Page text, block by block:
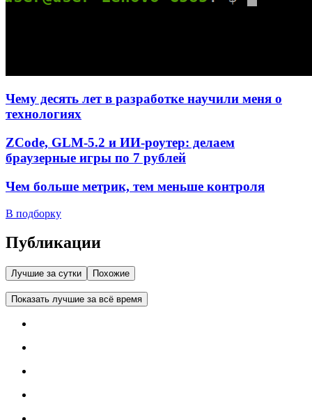
Чему десять лет в разработке научили меня о
технологиях
ZCode, GLM-5.2 и ИИ-роутер: делаем
браузерные игры по 7 рублей
Чем больше метрик, тем меньше контроля
В подборку
Публикации
Лучшие за сутки Похожие
Показать лучшие за всё время